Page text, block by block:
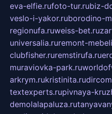
eva-elfie.rufoto-tur.rubiz-
veslo-i-yakor.ruborodino-
regionufa.ruweiss-bet.ru
universalia.ruremont-
clubfisher.ruremstirufa.ru
muraviovka-park.ru
arkrym.rukristinita.ru
textexperts.rupivnaya-
demolalapaluza.ru